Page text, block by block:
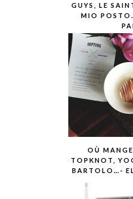
GUYS, LE
MIO
OÙ
TOPKNOT,
BARTOLO…-